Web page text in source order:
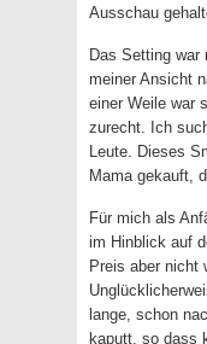
Ausschau
Das Setting
meiner Ansicht
einer Weile war
zurecht. Ich
Leute. Dieses
Mama gekauft,
Für mich als
im Hinblick auf
Preis aber nicht
lange, schon
kaputt, so dass